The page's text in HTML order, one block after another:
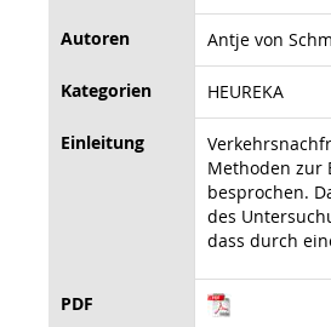
Autoren Antje von
Kategorien HEUREKA
Einleitung
Methoden zur
besprochen.
des
dass durch
PDF